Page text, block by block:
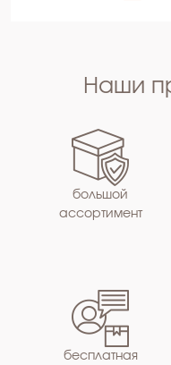
Наши
большой
ассортимент
бесплатная